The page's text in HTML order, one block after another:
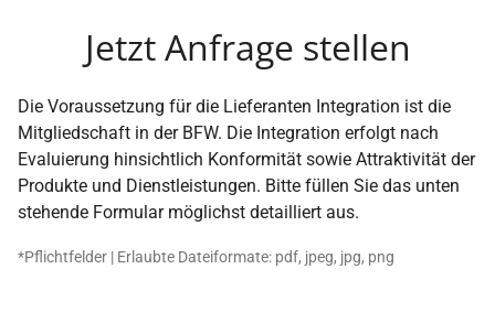
Jetzt Anfrage stellen
Die Voraussetzung für die Lieferanten Integration ist die
Mitgliedschaft in der BFW. Die Integration erfolgt nach
Evaluierung hinsichtlich Konformität sowie Attraktivität der
Produkte und Dienstleistungen. Bitte füllen Sie das unten
stehende Formular möglichst detailliert aus.
*Pflichtfelder | Erlaubte Dateiformate: pdf, jpeg, jpg, png